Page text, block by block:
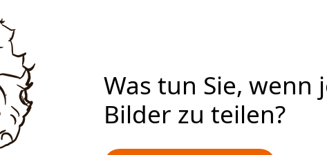
Was tun Sie, wenn
Bilder zu teilen?